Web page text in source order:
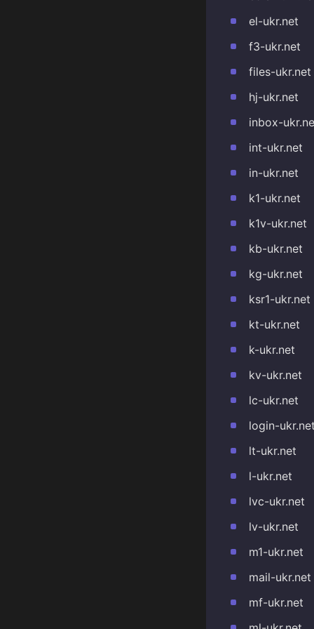
el-ukr.net
f3-ukr.net
files-ukr.net
hj-ukr.net
inbox-
int-ukr.net
in-ukr.net
k1-ukr.net
k1v-ukr.net
kb-ukr.net
kg-ukr.net
ksr1-ukr.net
kt-ukr.net
k-ukr.net
kv-ukr.net
lc-ukr.net
login-
lt-ukr.net
l-ukr.net
lvc-ukr.net
lv-ukr.net
m1-ukr.net
mail-ukr.net
mf-ukr.net